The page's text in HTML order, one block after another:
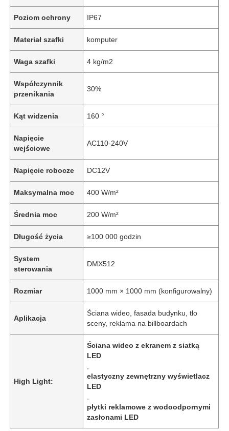
O nas
Poziom ochrony IP67
Materiał szafki komputer
Waga szafki 4 kg/m2
Współczynnik
przenikania
30%
Kąt widzenia 160 °
Napięcie
wejściowe
AC110-240V
Napięcie robocze DC12V
Maksymalna moc 400 W/m²
Średnia moc 200 W/m²
Długość życia ≥100 000 godzin
System
sterowania
DMX512
Rozmiar 1000 mm × 1000 mm (konfigurowalny)
Aplikacja
Ściana wideo, fasada budynku, tło
sceny, reklama na billboardach
High Light:
Ściana wideo z ekranem z siatką
LED
elastyczny zewnętrzny wyświetlacz
LED
płytki reklamowe z wodoodpornymi
zasłonami LED